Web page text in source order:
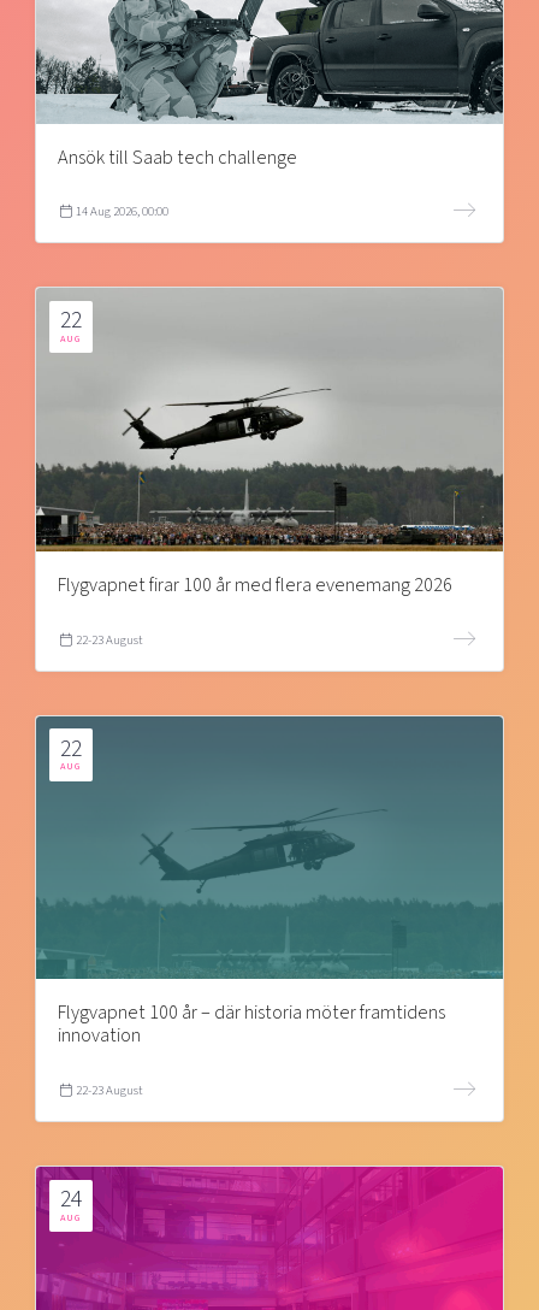
Ansök till Saab tech challenge
14 Aug 2026, 00:00
22
AUG
Flygvapnet firar 100 år med flera evenemang 2026
22-23 August
22
AUG
Flygvapnet 100 år – där historia möter framtidens
innovation
22-23 August
24
AUG